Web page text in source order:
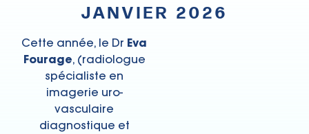
JANVIER 2026
Cette année, le Dr Eva
Fourage, (radiologue
spécialiste en
imagerie uro-
vasculaire
diagnostique et